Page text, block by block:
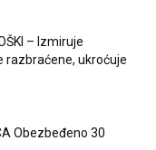
– Izmiruje
razbraćene, ukroćuje
Obezbeđeno 30